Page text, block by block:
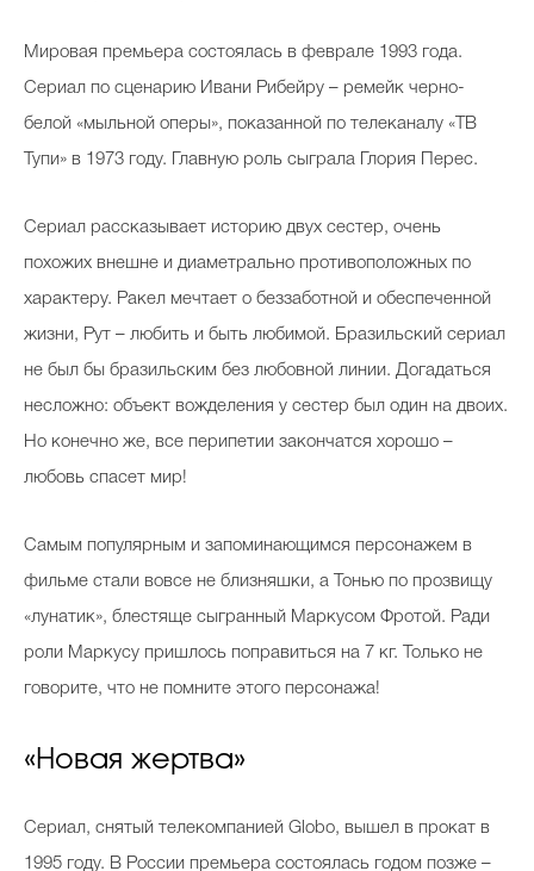
Мировая премьера состоялась в феврале 1993 года.
Сериал по сценарию Ивани Рибейру – ремейк черно-
белой «мыльной оперы», показанной по телеканалу «ТВ
Тупи» в 1973 году. Главную роль сыграла Глория Перес.
Сериал рассказывает историю двух сестер, очень
похожих внешне и диаметрально противоположных по
характеру. Ракел мечтает о беззаботной и обеспеченной
жизни, Рут – любить и быть любимой. Бразильский сериал
не был бы бразильским без любовной линии. Догадаться
несложно: объект вожделения у сестер был один на двоих.
Но конечно же, все перипетии закончатся хорошо –
любовь спасет мир!
Самым популярным и запоминающимся персонажем в
фильме стали вовсе не близняшки, а Тонью по прозвищу
«лунатик», блестяще сыгранный Маркусом Фротой. Ради
роли Маркусу пришлось поправиться на 7 кг. Только не
говорите, что не помните этого персонажа!
«Новая жертва»
Сериал, снятый телекомпанией Globo, вышел в прокат в
1995 году. В России премьера состоялась годом позже –